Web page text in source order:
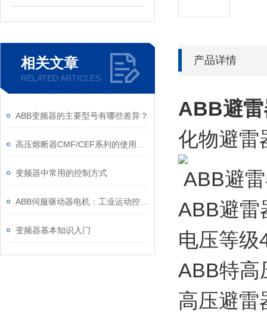
相关文章
RELATED ARTICLES
ABB变频器的主要型号有哪些差异？
变频器中常用的控制方式
变频器基本知识入门
产品详情
ABB避
化物避
ABB避
ABB避雷
电压等
ABB特
高压避